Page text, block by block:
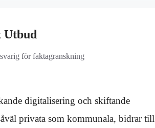
Utbud
för faktagranskning
digitalisering och skiftande
privata som kommunala, bidrar till